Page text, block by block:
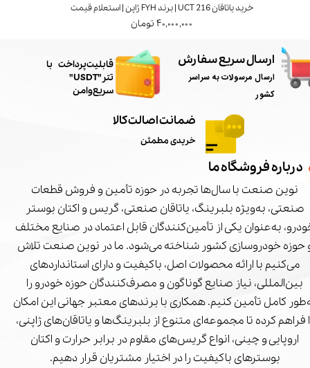
خرید یاتاقان UCT 216 | برند FYH ژاپن | استعلام قیمت
۴۰,۰۰۰,۰۰۰ تومان
ارسال سریع سفارش
ارسال مرسولات به سراسر
کشور
ضمانت اصالت کالا
خریدی مطمئن
درباره فروشگاه ما
نوین صنعت با سال‌ها تجربه در حوزه تأمین و فروش قطعات
صنعتی، به‌ویژه بلبرینگ، یاتاقان صنعتی، گریس و اکتان بوستر
به‌عنوان یکی از تأمین‌کنندگان قابل اعتماد در صنایع مختلف
حوزه خودروسازی کشور شناخته می‌شود. ما در نوین صنعت تلاش
می‌کنیم با ارائه محصولات اصل، باکیفیت و دارای استانداردهای
بین‌المللی، نیاز صنایع گوناگون و مصرف‌کنندگان حوزه خودرو را
کامل تأمین کنیم. همکاری با برندهای معتبر جهانی این امکان
فراهم کرده تا مجموعه‌ای متنوع از بلبرینگ‌ها و یاتاقان‌های ژاپنی،
اروپایی و چینی، انواع گریس‌های مقاوم در برابر حرارت و اکتان
بوسترهای باکیفیت را در اختیار مشتریان قرار دهیم.
​قابلیت پرداخت با
تتر"USDT"
سریع و امن